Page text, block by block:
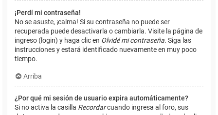
¡Perdí mi contraseña!
No se asuste, ¡calma! Si su contraseña no puede ser
recuperada puede desactivarla o cambiarla. Visite la página de
ingreso (login) y haga clic en Olvidé mi contraseña. Siga las
instrucciones y estará identificado nuevamente en muy poco
tiempo.
Arriba
¿Por qué mi sesión de usuario expira automáticamente?
Si no activa la casilla Recordarcuando ingresa al foro, sus